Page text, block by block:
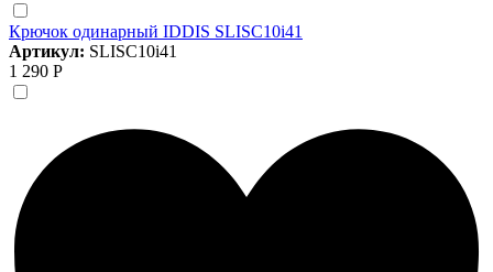
Крючок одинарный IDDIS SLISC10i41
Артикул: SLISC10i41
1 290 Р